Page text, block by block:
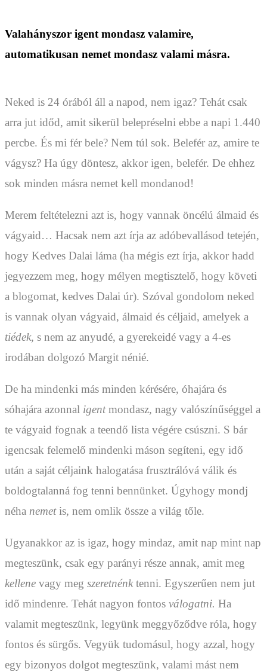
Valahányszor igent mondasz valamire,
automatikusan nemet mondasz valami másra.
Neked is 24 órából áll a napod, nem igaz? Tehát csak
arra jut időd, amit sikerül belepréselni ebbe a napi 1.440
percbe. És mi fér bele? Nem túl sok. Belefér az, amire te
vágysz? Ha úgy döntesz, akkor igen, belefér. De ehhez
sok minden másra nemet kell mondanod!
Merem feltételezni azt is, hogy vannak öncélú álmaid és
vágyaid… Hacsak nem azt írja az adóbevallásod tetején,
hogy Kedves Dalai láma (ha mégis ezt írja, akkor hadd
jegyezzem meg, hogy mélyen megtisztelő, hogy követi
a blogomat, kedves Dalai úr). Szóval gondolom neked
is vannak olyan vágyaid, álmaid és céljaid, amelyek a
tiédek, s nem az anyudé, a gyerekeidé vagy a 4-es
irodában dolgozó Margit nénié.
De ha mindenki más minden kérésére, óhajára és
sóhajára azonnal igentmondasz, nagy valószínűséggel a
te vágyaid fognak a teendő lista végére csúszni. S bár
igencsak felemelő mindenki máson segíteni, egy idő
után a saját céljaink halogatása frusztrálóvá válik és
boldogtalanná fog tenni bennünket. Úgyhogy mondj
néha nemetis, nem omlik össze a világ tőle.
Ugyanakkor az is igaz, hogy mindaz, amit nap mint nap
megteszünk, csak egy parányi része annak, amit meg
kellene vagy meg szeretnénktenni. Egyszerűen nem jut
idő mindenre. Tehát nagyon fontos válogatni. Ha
valamit megteszünk, legyünk meggyőződve róla, hogy
fontos és sürgős. Vegyük tudomásul, hogy azzal, hogy
egy bizonyos dolgot megteszünk, valami mást nem